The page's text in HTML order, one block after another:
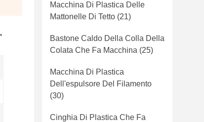
,
Macchina Di Plastica Delle
Mattonelle Di Tetto (21)
Bastone Caldo Della Colla Della
Colata Che Fa Macchina (25)
Macchina Di Plastica
Dell'espulsore Del Filamento
(30)
Cinghia Di Plastica Che Fa